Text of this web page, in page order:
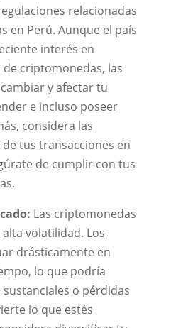
relacionadas
en Perú. Aunque el país
interés en
criptomonedas, las
y afectar tu
e incluso poseer
considera las
tus transacciones en
de cumplir con tus
Las criptomonedas
volatilidad. Los
drásticamente en
lo que podría
o pérdidas
lo que estés